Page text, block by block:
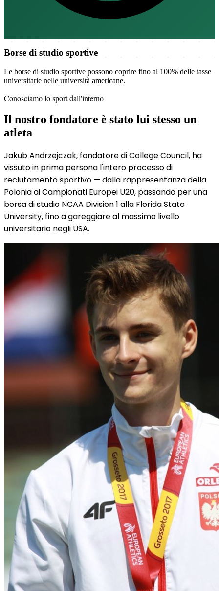
Borse di studio sportive
Le borse di studio sportive possono coprire fino al 100% delle tasse
universitarie nelle università americane.
Conosciamo lo sport dall'interno
Il nostro fondatore è stato lui stesso un
atleta
Jakub Andrzejczak, fondatore di College Council, ha
vissuto in prima persona l'intero processo di
reclutamento sportivo — dalla rappresentanza della
Polonia ai Campionati Europei U20, passando per una
borsa di studio NCAA Division 1 alla Florida State
University, fino a gareggiare al massimo livello
universitario negli USA.